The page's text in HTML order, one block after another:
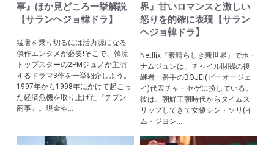
事』ほか見どころ一挙解説
【サランヘジョ韓ドラ】
猛暑を乗り切るには活力源になる
傑作エンタメが必要!そこで、韓流
トップスターの2PMジュノが主演
するドラマ3作を一挙紹介しよう。
1997年から1998年にかけて起こっ
た経済危機を取り上げた『テプン
商事』。現金や...
界』甘いロマンスと激しい
怒りを的確に表現【サラン
ヘジョ韓ドラ】
Netflix『素晴らしき新世界』でホ・
ナムジュンは、チャイル財閥の後
継者一番手のBOJEI(ビーオージェ
イ)代表チャ・セゲに扮している。
彼は、朝鮮王朝時代からタイムス
リップしてきて女優シン・ソリ(イ
ム・ジヨン...